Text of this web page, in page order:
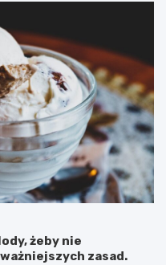
żeby nie
zasad.